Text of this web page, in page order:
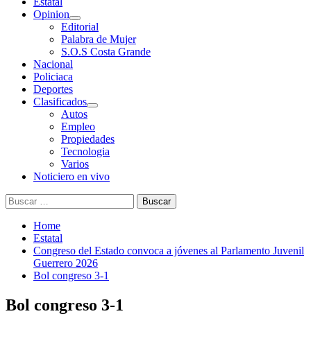
Opinion
Editorial
Palabra de Mujer
S.O.S Costa Grande
Nacional
Policiaca
Deportes
Clasificados
Autos
Empleo
Propiedades
Tecnologia
Varios
Noticiero en vivo
Buscar:
Home
Estatal
Congreso del Estado convoca a jóvenes al Parlamento Juvenil
Guerrero 2026
Bol congreso 3-1
Bol congreso 3-1